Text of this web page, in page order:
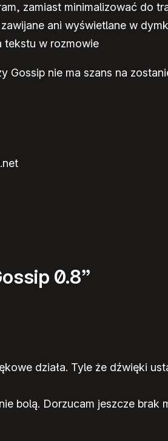
zamiast minimalizować do
ani wyświetlane w
tekstu w rozmowie
Gossip nie ma szans na
0.8”
działa. Tyle że dźwięki
bolą. Dorzucam jeszcze